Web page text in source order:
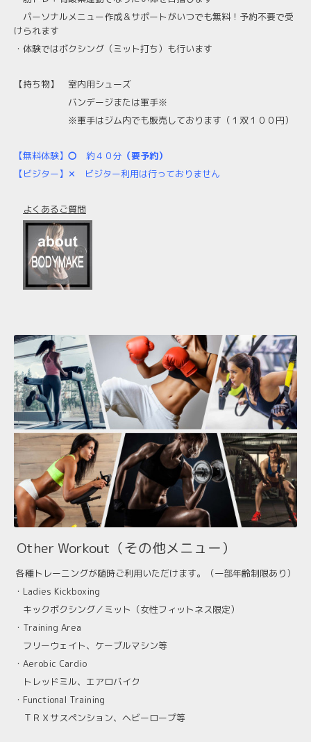
パーソナルメニュー作成＆サポートがいつでも無料！予約不要で受
けられます
・体験ではボクシング（ミット打ち）も行います
【持ち物】
室内用シューズ
バンデージまたは軍手※
※軍手はジム内でも販売しております （１双１００円）
【無料体験】 〇 約４０分 （要予約）
【ビジター】✕
ビジター利用は行っておりません
よくあるご質問
Other Workout（その他メニュー）
各種トレーニングが随時ご利用いただけます。（一部年齢制限あり）
・Ladies Kickboxing
キックボクシング／ミット（女性フィットネス限定）
・Training Area
フリーウェイト、ケーブルマシン等
・Aerobic Cardio
トレッドミル、エアロバイク
・Functional Training
ＴＲＸサスペンション、ヘビーロープ等